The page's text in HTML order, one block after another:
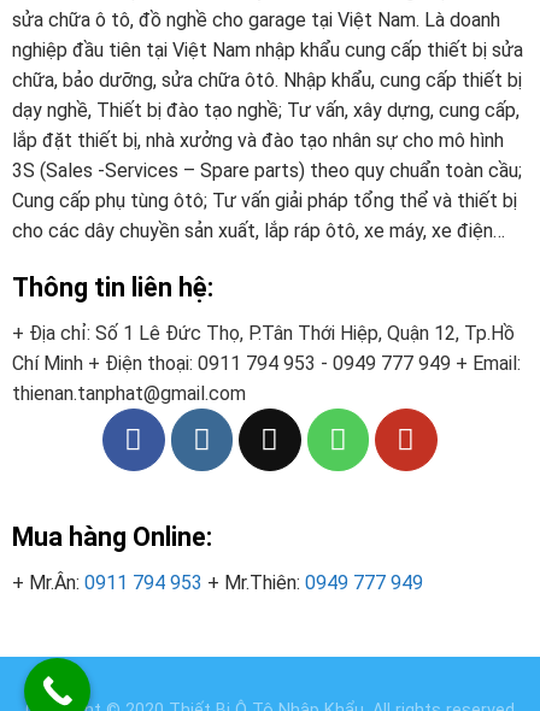
sửa chữa ô tô, đồ nghề cho garage tại Việt Nam. Là doanh
nghiệp đầu tiên tại Việt Nam nhập khẩu cung cấp thiết bị sửa
chữa, bảo dưỡng, sửa chữa ôtô. Nhập khẩu, cung cấp thiết bị
dạy nghề, Thiết bị đào tạo nghề; Tư vấn, xây dựng, cung cấp,
lắp đặt thiết bị, nhà xưởng và đào tạo nhân sự cho mô hình
3S (Sales -Services – Spare parts) theo quy chuẩn toàn cầu;
Cung cấp phụ tùng ôtô; Tư vấn giải pháp tổng thể và thiết bị
cho các dây chuyền sản xuất, lắp ráp ôtô, xe máy, xe điện…
Thông tin liên hệ:
+ Địa chỉ: Số 1 Lê Đức Thọ, P.Tân Thới Hiệp, Quận 12, Tp.Hồ
Chí Minh + Điện thoại: 0911 794 953 - 0949 777 949 + Email:
thienan.tanphat@gmail.com
Mua hàng Online:
+ Mr.Ân: 0911 794 953 + Mr.Thiên: 0949 777 949